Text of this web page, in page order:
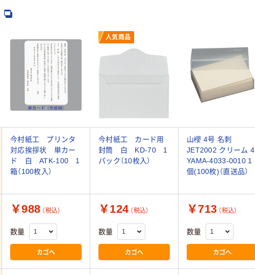
人気商品
今村紙工 プリンタ
対応挨拶状 単カー
ド 白 ATK-100 1
箱（100枚入）
今村紙工 カード用
封筒 白 KD-70 1
パック（10枚入）
山櫻 4号 名刺
JET2002 クリーム 4
YAMA-4033-0010 1
個(100枚)（直送品）
￥988 （税込）
数量
カゴへ
￥124 （税込）
数量
カゴへ
￥713 （税込）
数量
カゴへ